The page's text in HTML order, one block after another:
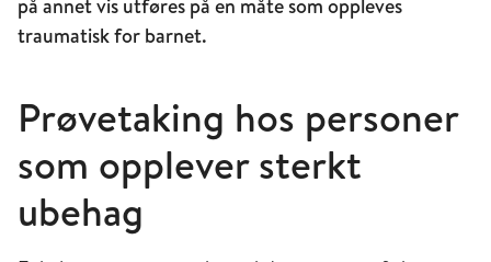
på annet vis utføres på en måte som oppleves
traumatisk for barnet.
Prøvetaking hos personer
som opplever sterkt
ubehag